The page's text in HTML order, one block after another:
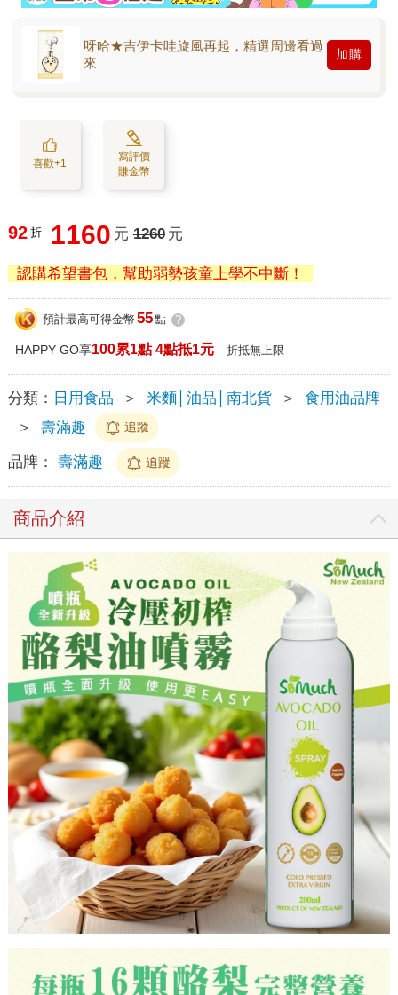
呀哈★吉伊卡哇旋風再起，精選周邊看過
來
加購
喜歡+1
寫評價
賺金幣
92 折 1160 元 1260 元
認購希望書包，幫助弱勢孩童上學不中斷！
預計最高可得金幣 55點 ?
HAPPY GO享100累1點 4點抵1元 折抵無上限
分類： 日用食品 ＞ 米麵│油品│南北貨 ＞
食用油品牌
＞
壽滿趣 追蹤
品牌： 壽滿趣 追蹤
商品介紹